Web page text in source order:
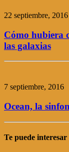
22 septiembre, 2016
Cómo hubiera
las galaxias
7 septiembre, 2016
Ocean, la
Te puede interesar